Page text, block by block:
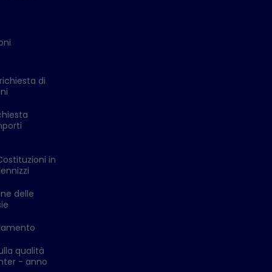
di
in
delle
qualità
- anno